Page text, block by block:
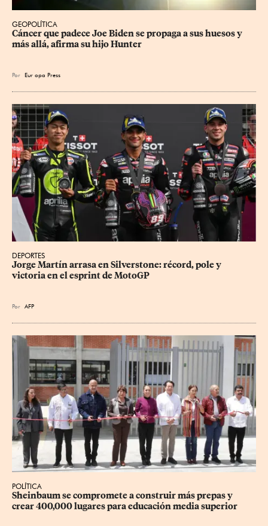
GEOPOLÍTICA
Cáncer que padece Joe Biden se propaga a sus huesos y
más allá, afirma su hijo Hunter
Por Eur opa Press
DEPORTES
Jorge Martín arrasa en Silverstone: récord, pole y
victoria en el esprint de MotoGP
Por AFP
POLÍTICA
Sheinbaum se compromete a construir más prepas y
crear 400,000 lugares para educación media superior